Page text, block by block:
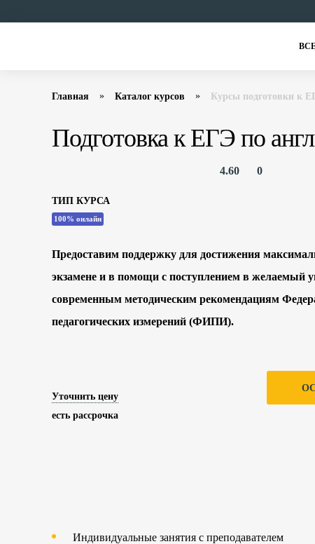
Главная Каталог курсов Курсы подготовки к
Подготовка к ЕГЭ по
4.60 0
ТИП КУРСА
100% онлайн
Предоставим поддержку для достижения
экзамене и в помощи с поступлением в желаемый
современным методическим рекомендациям
педагогических измерений (ФИПИ).
Уточнить цену
есть рассрочка
Индивидуальные занятия с преподавателем